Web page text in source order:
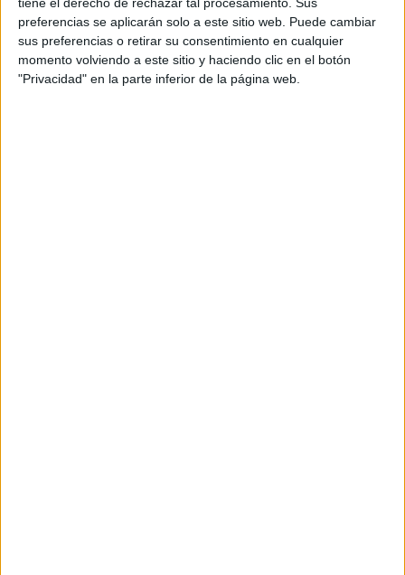
preferencias se aplicarán solo a este sitio web. Puede cambiar
sus preferencias o retirar su consentimiento en cualquier
momento volviendo a este sitio y haciendo clic en el botón
"Privacidad" en la parte inferior de la página web.